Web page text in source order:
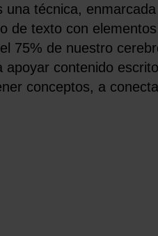
una técnica,
de texto con
el 75% de nuestro
apoyar contenido
conceptos, a